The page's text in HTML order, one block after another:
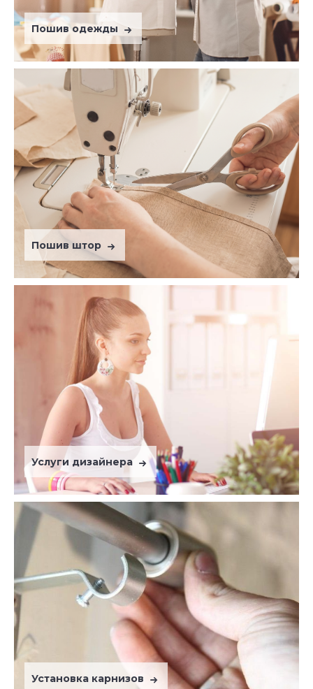
Пошив одежды
Пошив штор
Услуги дизайнера
Установка карнизов